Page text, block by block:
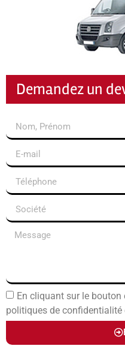
Demandez un
En cliquant sur le bouton
politiques de confidentialité